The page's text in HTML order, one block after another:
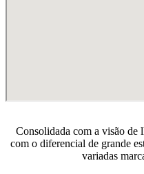
Consolidada com a visão de
com o diferencial de grande
variadas